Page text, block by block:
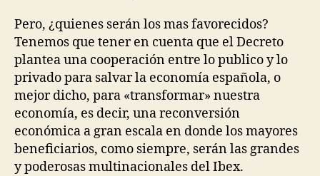
Pero, ¿quienes serán los mas favorecidos?
Tenemos que tener en cuenta que el Decreto
plantea una cooperación entre lo publico y lo
privado para salvar la economía española, o
mejor dicho, para «transformar» nuestra
economía, es decir, una reconversión
económica a gran escala en donde los mayores
beneficiarios, como siempre, serán las grandes
y poderosas multinacionales del Ibex.